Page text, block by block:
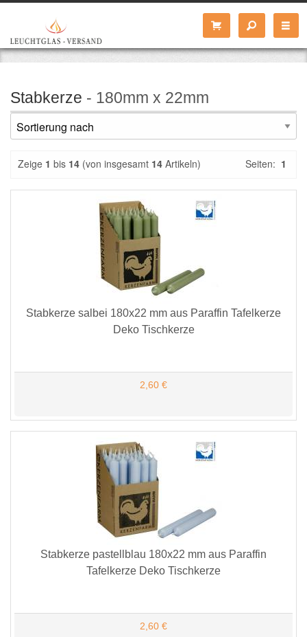
Stabkerze - 180mm x 22mm
Zeige 1 bis 14 (von insgesamt 14 Artikeln) Seiten: 1
Stabkerze salbei 180x22 mm aus Paraffin Tafelkerze
Deko Tischkerze
2,60 €
Stabkerze pastellblau 180x22 mm aus Paraffin
Tafelkerze Deko Tischkerze
2,60 €